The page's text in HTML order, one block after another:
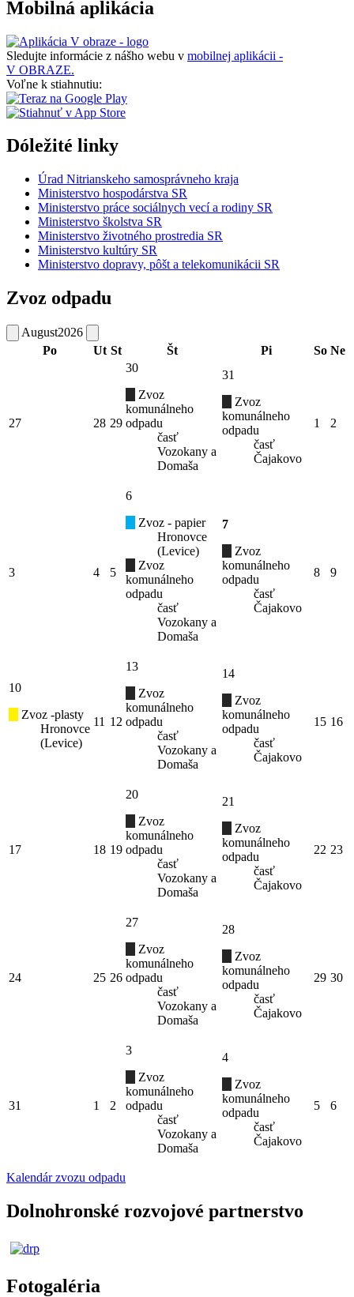
Mobilná aplikácia
Sledujte informácie z nášho webu v mobilnej aplikácii -
V OBRAZE.
Voľne k stiahnutiu:
Dóležité linky
Úrad Nitrianskeho samosprávneho kraja
Ministerstvo hospodárstva SR
Ministerstvo práce sociálnych vecí a rodiny SR
Ministerstvo školstva SR
Ministerstvo životného prostredia SR
Ministerstvo kultúry SR
Ministerstvo dopravy, pôšt a telekomunikácii SR
Zvoz odpadu
August2026
Po
Ut St Št Pi So Ne
27 28 29
30
Zvoz
komunálneho
odpadu
časť
Vozokany a
Domaša
31
Zvoz
komunálneho
odpadu
časť
Čajakovo
1 2
3 4 5
6
Zvoz - papier
Hronovce
(Levice)
Zvoz
komunálneho
odpadu
časť
Vozokany a
Domaša
7
Zvoz
komunálneho
odpadu
časť
Čajakovo
8 9
10
Zvoz -plasty
Hronovce
(Levice)
11 12
13
Zvoz
komunálneho
odpadu
časť
Vozokany a
Domaša
14
Zvoz
komunálneho
odpadu
časť
Čajakovo
15 16
17 18 19
20
Zvoz
komunálneho
odpadu
časť
Vozokany a
Domaša
21
Zvoz
komunálneho
odpadu
časť
Čajakovo
22 23
24 25 26
27
Zvoz
komunálneho
odpadu
časť
Vozokany a
Domaša
28
Zvoz
komunálneho
odpadu
časť
Čajakovo
29 30
31 1 2
3
Zvoz
komunálneho
odpadu
časť
Vozokany a
Domaša
4
Zvoz
komunálneho
odpadu
časť
Čajakovo
5 6
Kalendár zvozu odpadu
Dolnohronské rozvojové partnerstvo
Fotogaléria